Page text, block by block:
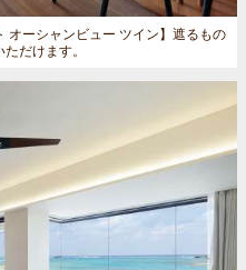
オーシャンビュー ツイン】遮るもの
だけます。